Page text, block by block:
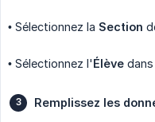
• Sélectionnez la Section
• Sélectionnez l'Élève
Remplissez les